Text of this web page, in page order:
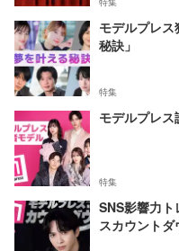
モデルプレ
秘訣」
特集
モデルプレス
特集
SNS影響力
スカウントダ